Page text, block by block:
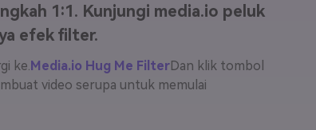
1:1. Kunjungi media.io peluk
efek filter.
ke. Media.io Hug Me FilterDan klik tombol
video serupa untuk memulai